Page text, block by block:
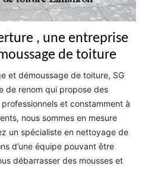
, une entreprise
de toiture
et démoussage de toiture, SG
de renom qui propose des
et constamment à
nous sommes en mesure
un spécialiste en nettoyage de
d’une équipe pouvant être
débarrasser des mousses et